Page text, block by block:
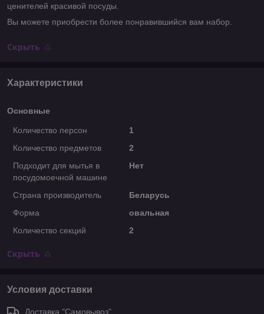
ценителей красивой посуды.
Вы можете приобрести более понравившийся вам набор.
Скрыть
Характеристики
Основные
Количество персон
1
Количество предметов
2
Подходит для мытья в
посудомоечной машине
Нет
Страна производитель
Беларусь
Форма
овальная
Количество секций
2
Скрыть
Условия доставки
Доставка "Самовывоз"